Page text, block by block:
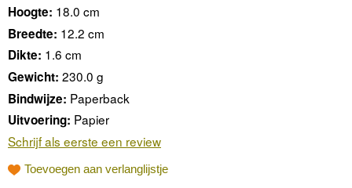
Hoogte: 18.0 cm
Breedte: 12.2 cm
Dikte: 1.6 cm
Gewicht: 230.0 g
Bindwijze: Paperback
Uitvoering: Papier
Schrijf als eerste een review
Toevoegen aan verlanglijstje